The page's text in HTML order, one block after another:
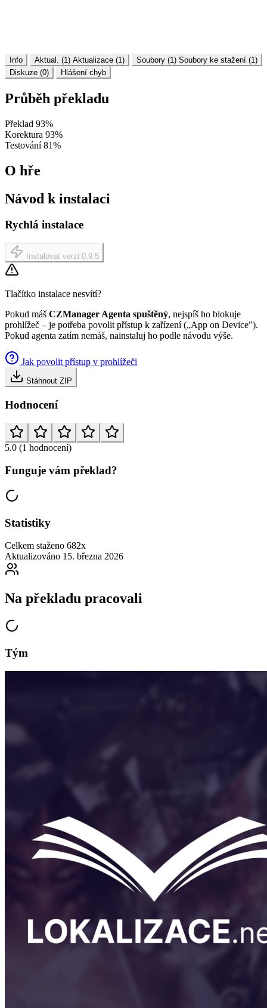
Info Aktual. (1) Aktualizace (1) Soubory (1) Soubory ke stažení (1)
Diskuze (0)
Hlášení chyb
Průběh překladu
Překlad 93%
Korektura 93%
Testování 81%
O hře
Návod k instalaci
Rychlá instalace
Instalovat verzi 0.9.5
Tlačítko instalace nesvítí?
Pokud máš CZManager Agenta spuštěný, nejspíš ho blokuje
prohlížeč – je potřeba povolit přístup k zařízení („App on Device").
Pokud agenta zatím nemáš, nainstaluj ho podle návodu výše.
Jak povolit přístup v prohlížeči
Stáhnout ZIP
Hodnocení
5.0 (1 hodnocení)
Funguje vám překlad?
Statistiky
Celkem staženo 682x
Aktualizováno 15. března 2026
Na překladu pracovali
Tým